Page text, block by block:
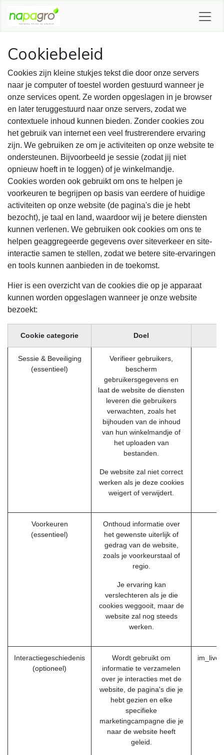
Cookiebeleid
Cookies zijn kleine stukjes tekst die door onze servers
naar je computer of toestel worden gestuurd wanneer je
onze services opent. Ze worden opgeslagen in je browser
en later teruggestuurd naar onze servers, zodat we
contextuele inhoud kunnen bieden. Zonder cookies zou
het gebruik van internet een veel frustrerendere ervaring
zijn. We gebruiken ze om je activiteiten op onze website te
ondersteunen. Bijvoorbeeld je sessie (zodat jij niet
opnieuw hoeft in te loggen) of je winkelmandje.
Cookies worden ook gebruikt om ons te helpen je
voorkeuren te begrijpen op basis van eerdere of huidige
activiteiten op onze website (de pagina's die je hebt
bezocht), je taal en land, waardoor wij je betere diensten
kunnen verlenen. We gebruiken ook cookies om ons te
helpen geaggregeerde gegevens over siteverkeer en site-
interactie samen te stellen, zodat we betere site-ervaringen
en tools kunnen aanbieden in de toekomst.
Hier is een overzicht van de cookies die op je apparaat
kunnen worden opgeslagen wanneer je onze website
bezoekt:
Cookie categorie Doel
Sessie & Beveiliging
(essentieel)
Verifieer gebruikers,
bescherm
gebruikersgegevens en
laat de website de diensten
leveren die gebruikers
verwachten, zoals het
bijhouden van de inhoud
van hun winkelmandje of
het uploaden van
bestanden.
De website zal niet correct
werken als je deze cookies
weigert of verwijdert.
Voorkeuren
(essentieel)
Onthoud informatie over
het gewenste uiterlijk of
gedrag van de website,
zoals je voorkeurstaal of
regio.
Je ervaring kan
verslechteren als je die
cookies weggooit, maar de
website zal nog steeds
werken.
Interactiegeschiedenis
(optioneel)
Wordt gebruikt om
informatie te verzamelen
over je interacties met de
website, de pagina's die je
hebt gezien en elke
specifieke
marketingcampagne die je
naar de website heeft
geleid.